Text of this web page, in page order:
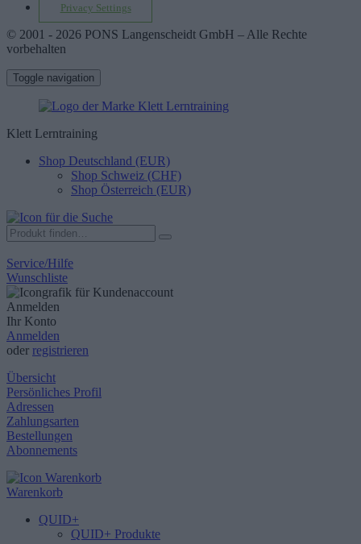
Privacy Settings
© 2001 - 2026 PONS Langenscheidt GmbH – Alle Rechte
vorbehalten
Toggle navigation
Klett Lerntraining
Shop Deutschland (EUR)
Shop Schweiz (CHF)
Shop Österreich (EUR)
Service/Hilfe
Wunschliste
Anmelden
Ihr Konto
Anmelden
oder registrieren
Übersicht
Persönliches Profil
Adressen
Zahlungsarten
Bestellungen
Abonnements
Warenkorb
QUID+
QUID+ Produkte